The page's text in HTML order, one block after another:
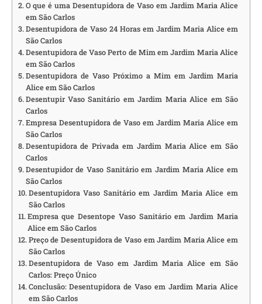
O que é uma Desentupidora de Vaso em Jardim Maria Alice
em São Carlos
Desentupidora de Vaso 24 Horas em Jardim Maria Alice em
São Carlos
Desentupidora de Vaso Perto de Mim em Jardim Maria Alice
em São Carlos
Desentupidora de Vaso Próximo a Mim em Jardim Maria
Alice em São Carlos
Desentupir Vaso Sanitário em Jardim Maria Alice em São
Carlos
Empresa Desentupidora de Vaso em Jardim Maria Alice em
São Carlos
Desentupidora de Privada em Jardim Maria Alice em São
Carlos
Desentupidor de Vaso Sanitário em Jardim Maria Alice em
São Carlos
Desentupidora Vaso Sanitário em Jardim Maria Alice em
São Carlos
Empresa que Desentope Vaso Sanitário em Jardim Maria
Alice em São Carlos
Preço de Desentupidora de Vaso em Jardim Maria Alice em
São Carlos
Desentupidora de Vaso em Jardim Maria Alice em São
Carlos: Preço Único
Conclusão: Desentupidora de Vaso em Jardim Maria Alice
em São Carlos